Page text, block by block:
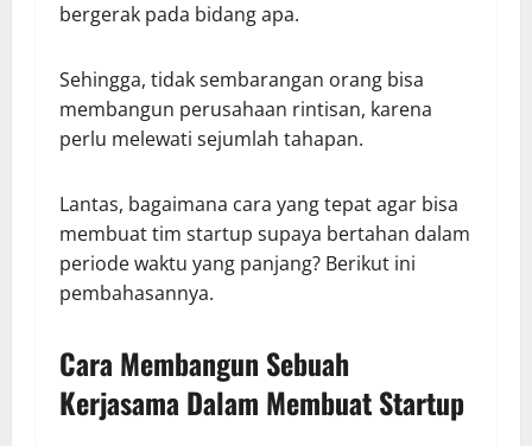
bergerak pada bidang apa.
Sehingga, tidak sembarangan orang bisa
membangun perusahaan rintisan, karena
perlu melewati sejumlah tahapan.
Lantas, bagaimana cara yang tepat agar bisa
membuat tim startup supaya bertahan dalam
periode waktu yang panjang? Berikut ini
pembahasannya.
Cara Membangun Sebuah
Kerjasama Dalam Membuat Startup